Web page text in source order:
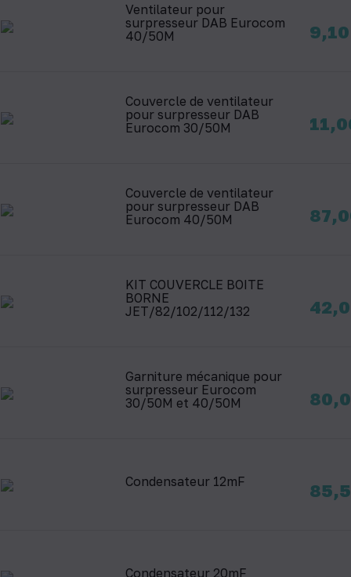
Ventilateur pour
surpresseur DAB Eurocom
40/50M
Prix
Couvercle de ventilateur
pour surpresseur DAB
Eurocom 30/50M
Prix
Couvercle de ventilateur
pour surpresseur DAB
Eurocom 40/50M
Prix
KIT COUVERCLE BOITE
BORNE
JET/82/102/112/132
Prix
Garniture mécanique pour
surpresseur Eurocom
30/50M et 40/50M
Prix
Condensateur 12mF Prix
Condensateur 20mF